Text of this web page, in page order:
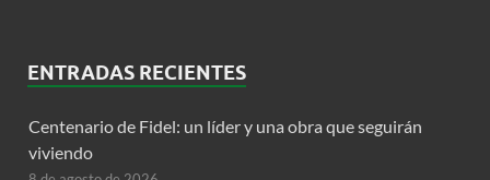
ENTRADAS RECIENTES
Centenario de Fidel: un líder y una obra que seguirán
viviendo